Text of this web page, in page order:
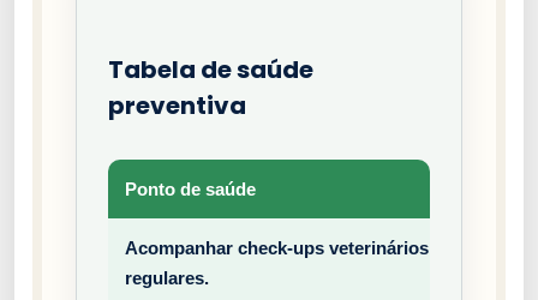
Tabela de saúde
preventiva
Ponto de saúde
Acompanhar check-ups veterinários
regulares.